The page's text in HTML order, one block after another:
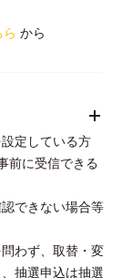
から
定している方
前に受信できる
できない場合等
わず、取替・変
抽選申込は抽選